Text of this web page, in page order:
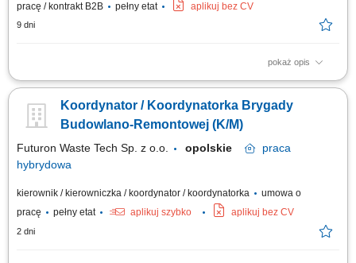
pracę / kontrakt B2B
pełny etat aplikuj bez CV
9 dni
pokaż opis
Obowiązki: Koordynacja codziennych zadań brygady oraz przydzielanie
realizowanych projektów nN/SN; Nadzór nad zachowaniem standardów
bezpieczeństwa i jakości robót; Informowanie kadry zarządzającej o
Koordynator / Koordynatorka Brygady
Budowlano-Remontowej (K/M)
Futuron Waste Tech Sp. z o.o. opolskie
praca
hybrydowa
kierownik / kierowniczka / koordynator / koordynatorka
umowa o
pracę
pełny etat aplikuj szybko aplikuj bez CV
2 dni